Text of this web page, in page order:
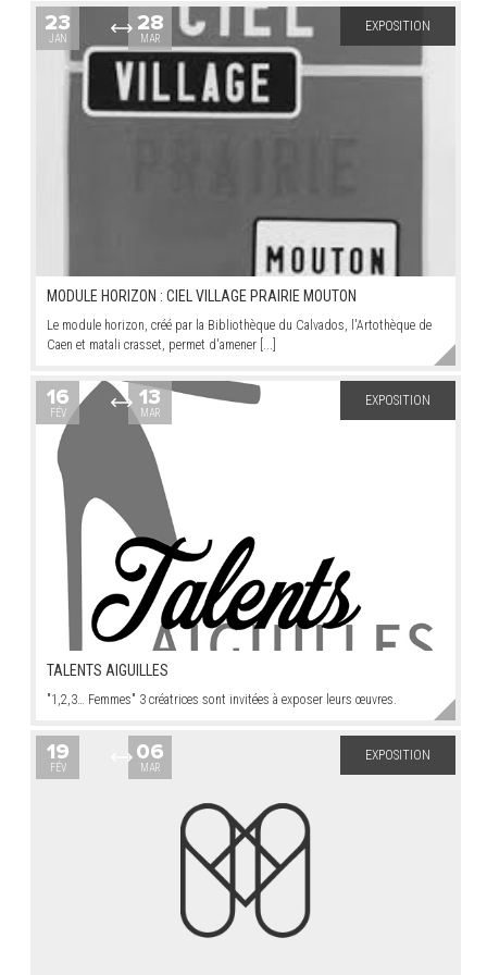
MODULE HORIZON : CIEL VILLAGE PRAIRIE MOUTON
Le module horizon, créé par la Bibliothèque du Calvados, l'Artothèque de
Caen et matali crasset, permet d'amener [...]
23
JAN
28
MAR
EXPOSITION
TALENTS AIGUILLES
"1,2,3… Femmes" 3 créatrices sont invitées à exposer leurs œuvres.
16
FÉV
13
MAR
EXPOSITION
19
FÉV
06
MAR
EXPOSITION
ARRÊTÉS MUNICIPAUX
DÉLIBÉRATIONS